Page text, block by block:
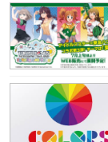
本日より、ポ
たしました！
ポプマス公式
ぜひ事前登録
master
— アイドルマ
s) December